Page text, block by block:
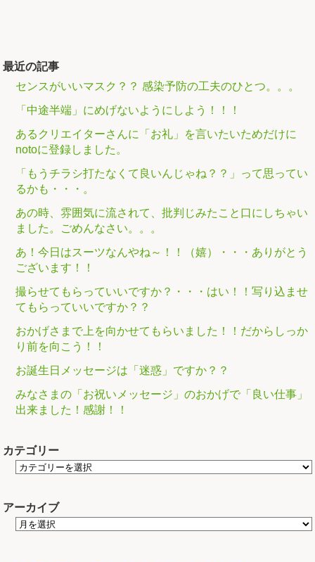
最近の記事
センスがいいマスク？？ 感染予防の工夫のひとつ。。。
「中途半端」にめげないようにしよう！！！
あるクリエイターさんに「お礼」を言いたいためだけに
notoに登録しました。
「もうチラシ打たなくて良いんじゃね？？」って思ってい
るかも・・・。
あの時、雰囲気に流されて、批判じみたこと口にしちゃい
ました。ごめんなさい。。。
あ！今日はスーツなんやね～！！（嬉）・・・ありがとう
ございます！！
撮らせてもらっていいですか？・・・はい！！写り込ませ
てもらっていいですか？？
おかげさまで上を向かせてもらいました！！だからしっか
り前を向こう！！
お誕生日メッセージは「迷惑」ですか？？
みなさまの「お祝いメッセージ」のおかげで「良い仕事」
出来ました！感謝！！
カテゴリー
アーカイブ